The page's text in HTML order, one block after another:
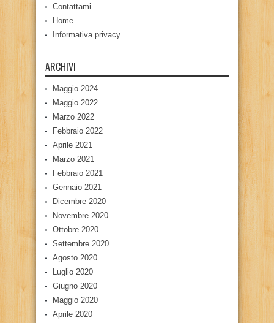
Contattami
Home
Informativa privacy
ARCHIVI
Maggio 2024
Maggio 2022
Marzo 2022
Febbraio 2022
Aprile 2021
Marzo 2021
Febbraio 2021
Gennaio 2021
Dicembre 2020
Novembre 2020
Ottobre 2020
Settembre 2020
Agosto 2020
Luglio 2020
Giugno 2020
Maggio 2020
Aprile 2020